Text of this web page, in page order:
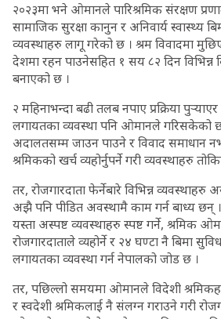
२०२३मा भने ओमानले पारिश्रमिक संरक्षण
सामाजिक सुरक्षा कानुन र अनिवार्य स्वास्थ्य
व्यवस्थाहरु लागू गरेको छ । श्रम विवादमा
देशमा रहन पाउनेसहित १ सय ८२ दिन विभिन्न
बनाएको छ ।
२ महिनाभन्दा बढी तलब नपाए प्रक्रिया
लगायतका व्यवस्था पनि ओमानले गरिसकेको छ
अदालतसम्म जाउन पाउने र विवाद समाधान
श्रमिकको खर्च व्यहोर्नुपर्ने गरी व्यवस्थाहरु
तर, रोजगारदाता फेर्नेबारे विभिन्न
अझै पनि पीडित अवस्थामै काम गर्न बाध्य छन्
यस्ता अस्पष्ट व्यवस्थाहरु स्पष्ट गर्ने, श्रमिक
रोजगारदाताले व्यहोर्ने र २४ घण्टा नै बिमा
लगायतका व्यवस्था गर्न नेपालको जोड छ ।
तर, पछिल्लो समयमा ओमानले विदेशी
र स्वदेशी श्रमिकलाई नै संलग्न गराउने गरी